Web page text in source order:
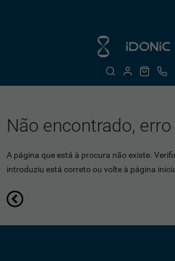
Não encontrado,
A página que está à procura não existe.
introduziu está correto ou volte à página